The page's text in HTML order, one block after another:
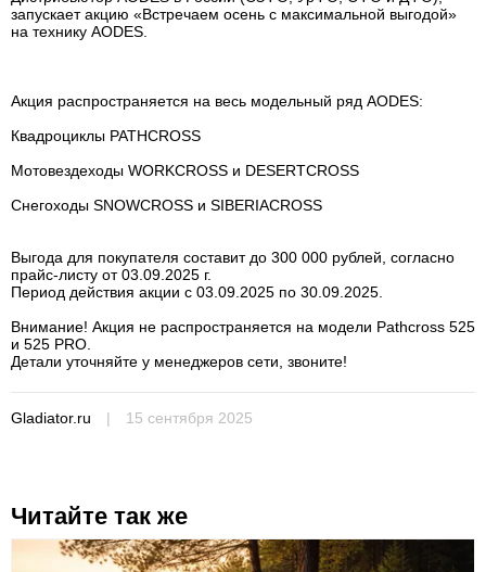
запускает акцию «Встречаем осень с максимальной выгодой»
на технику AODES.
Акция распространяется на весь модельный ряд AODES:
Квадроциклы PATHCROSS
Мотовездеходы WORKCROSS и DESERTCROSS
Снегоходы SNOWCROSS и SIBERIACROSS
Выгода для покупателя составит до 300 000 рублей, согласно
прайс-листу от 03.09.2025 г.
Период действия акции с 03.09.2025 по 30.09.2025.
Внимание! Акция не распространяется на модели Pathcross 525
и 525 PRO.
Детали уточняйте у менеджеров сети, звоните!
Gladiator.ru | 15 сентября 2025
Читайте так же